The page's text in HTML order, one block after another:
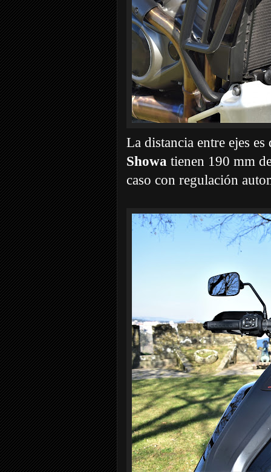
La distancia entre ejes
Showa tienen 190 mm
caso con regulación